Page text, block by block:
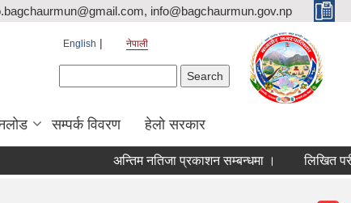
info@bagchaurmun.gov.np
English नेपाली
सम्पर्क विवरण हेलो सरकार
अन्तिम नतिजा प्रकाशन सम्बन्धमा । लिखित